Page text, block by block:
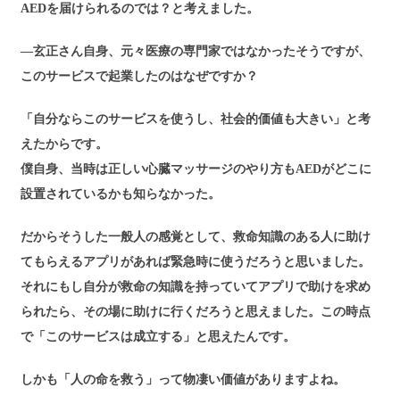
AEDを届けられるのでは？と考えました。
―玄正さん自身、元々医療の専門家ではなかったそうですが、
このサービスで起業したのはなぜですか？
「自分ならこのサービスを使うし、社会的価値も大きい」と考
えたからです。
僕自身、当時は正しい心臓マッサージのやり方もAEDがどこに
設置されているかも知らなかった。
だからそうした一般人の感覚として、救命知識のある人に助け
てもらえるアプリがあれば緊急時に使うだろうと思いました。
それにもし自分が救命の知識を持っていてアプリで助けを求め
られたら、その場に助けに行くだろうと思えました。この時点
で「このサービスは成立する」と思えたんです。
しかも「人の命を救う」って物凄い価値がありますよね。